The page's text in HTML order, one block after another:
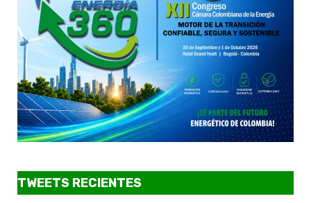
TWEETS RECIENTES